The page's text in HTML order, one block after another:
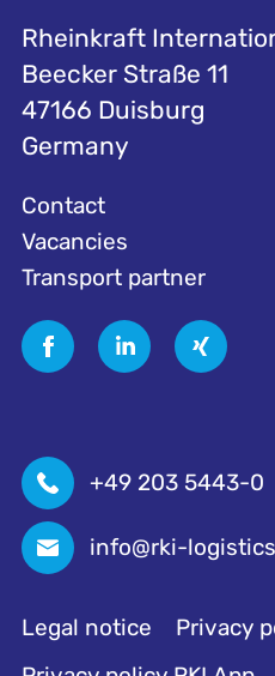
Rheinkraft
Beecker Straße 11
47166 Duisburg
Germany
Contact
Vacancies
Transport partner
+49 203 5443-0
info@rki-
Legal notice
Privacy